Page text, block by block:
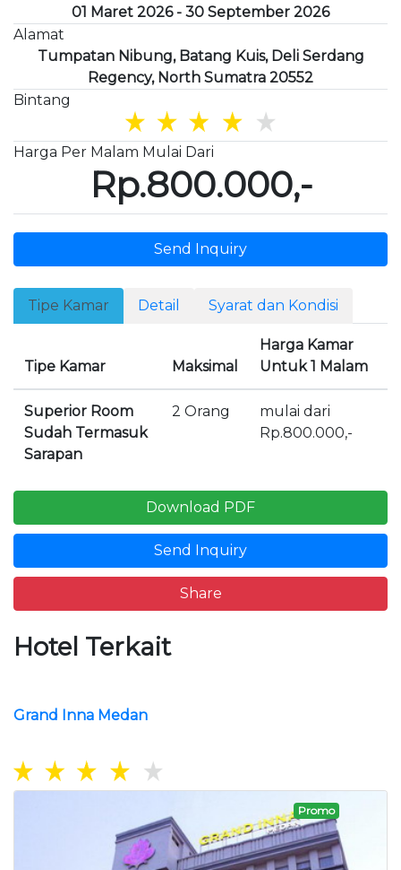
01 Maret 2026 - 30 September 2026
Alamat
Tumpatan Nibung, Batang Kuis, Deli Serdang
Regency, North Sumatra 20552
Bintang
Harga Per Malam Mulai Dari
Rp.800.000,-
Send Inquiry
Tipe Kamar Detail Syarat dan Kondisi
Tipe Kamar Maksimal
Harga Kamar
Untuk 1 Malam
Superior Room
Sudah Termasuk
Sarapan
2 Orang
mulai dari
Rp.800.000,-
Download PDF
Send Inquiry
Share
Hotel Terkait
Grand Inna Medan
Promo